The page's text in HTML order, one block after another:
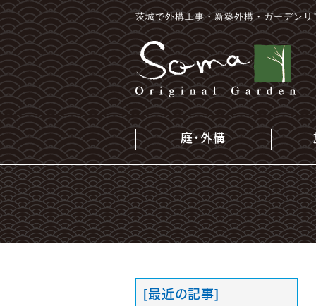
茨城で外構工事・新築外構・ガーデン
庭・外構
[最近の記事]